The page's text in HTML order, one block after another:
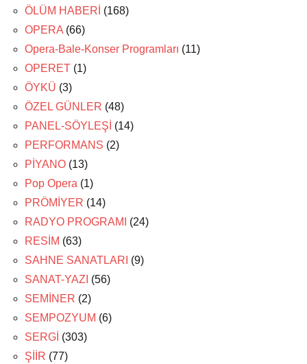
ÖLÜM HABERİ (168)
OPERA (66)
Opera-Bale-Konser Programları (11)
OPERET (1)
ÖYKÜ (3)
ÖZEL GÜNLER (48)
PANEL-SÖYLEŞİ (14)
PERFORMANS (2)
PİYANO (13)
Pop Opera (1)
PRÖMİYER (14)
RADYO PROGRAMI
(24)
RESİM (63)
SAHNE SANATLARI (9)
SANAT-YAZI (56)
SEMİNER (2)
SEMPOZYUM (6)
SERGİ (303)
ŞİİR (77)